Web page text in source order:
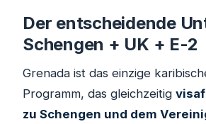
Der entscheidende
Schengen + UK + E-2
Grenada ist das einzige
Programm, das gleichzeitig
zu Schengen und dem